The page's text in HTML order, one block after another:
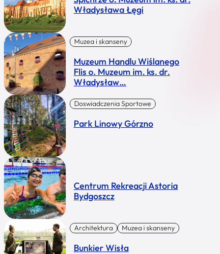
Władysława Łęgi
Muzea i skanseny
Muzeum Handlu Wiślanego
Flis o. Muzeum im. ks. dr.
Władysław…
Doswiadczenia Sportowe
Park Linowy Górzno
Centrum Rekreacji Astoria
Bydgoszcz
Architektura Muzea i skanseny
Bunkier Wisła